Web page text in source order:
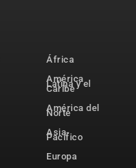
África
América
Latina y el
Caribe
América del
Norte
Asia-
Pacífico
Europa